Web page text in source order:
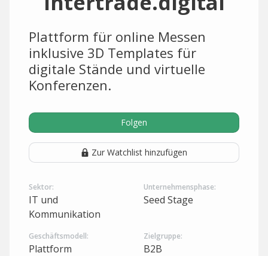
Plattform für online Messen
inklusive 3D Templates für
digitale Stände und virtuelle
Konferenzen.
Folgen
Zur Watchlist hinzufügen
Sektor:
IT und
Kommunikation
Unternehmensphase:
Seed Stage
Geschäftsmodell:
Plattform
Zielgruppe:
B2B